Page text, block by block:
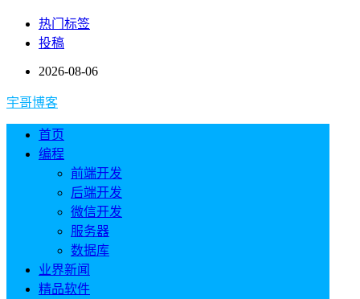
热门标签
投稿
2026-08-06
宇哥博客
首页
编程
前端开发
后端开发
微信开发
服务器
数据库
业界新闻
精品软件